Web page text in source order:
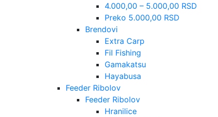
4.000,00 – 5.000,00 RSD
Preko 5.000,00 RSD
Brendovi
Extra Carp
Fil Fishing
Gamakatsu
Hayabusa
Feeder Ribolov
Feeder Ribolov
Hranilice